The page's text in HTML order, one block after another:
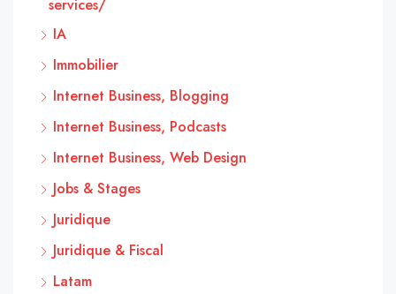
services/
IA
Immobilier
Internet Business, Blogging
Internet Business, Podcasts
Internet Business, Web Design
Jobs & Stages
Juridique
Juridique & Fiscal
Latam